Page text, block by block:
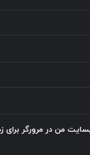
من در مرورگر برای